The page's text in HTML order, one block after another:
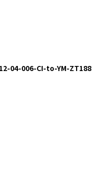
12-04-006-CI-to-YM-ZT188